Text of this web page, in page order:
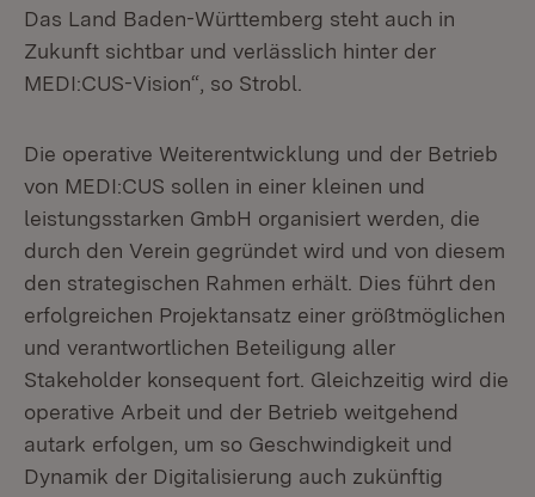
Das Land Baden-Württemberg steht auch in
Zukunft sichtbar und verlässlich hinter der
MEDI:CUS-Vision“, so Strobl.
Die operative Weiterentwicklung und der Betrieb
von MEDI:CUS sollen in einer kleinen und
leistungsstarken GmbH organisiert werden, die
durch den Verein gegründet wird und von diesem
den strategischen Rahmen erhält. Dies führt den
erfolgreichen Projektansatz einer größtmöglichen
und verantwortlichen Beteiligung aller
Stakeholder konsequent fort. Gleichzeitig wird die
operative Arbeit und der Betrieb weitgehend
autark erfolgen, um so Geschwindigkeit und
Dynamik der Digitalisierung auch zukünftig